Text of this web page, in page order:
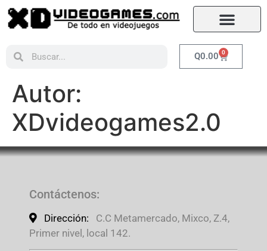
Q0.00 0
Autor:
XDvideogames2.0
Contáctenos:
Dirección:
C.C Metamercado, Mixco, Z.4,
Primer nivel, local 142.